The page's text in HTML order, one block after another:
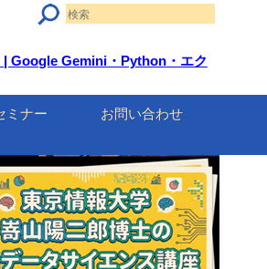
| Google Gemini・Python・エク
ミナー お問い合わせ